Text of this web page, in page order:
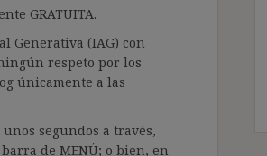
GRATUITA.
Generativa (IAG) con
respeto por los
únicamente a las
segundos a través,
de MENÚ; o bien, en